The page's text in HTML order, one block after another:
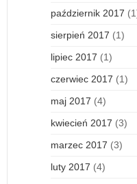
październik 2017
sierpień 2017 (1)
lipiec 2017 (1)
czerwiec 2017 (1)
maj 2017 (4)
kwiecień 2017 (3)
marzec 2017 (3)
luty 2017 (4)